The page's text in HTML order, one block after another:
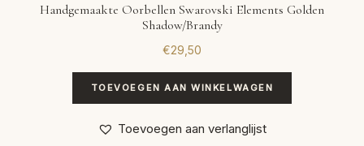
Handgemaakte Oorbellen Swarovski Elements Golden
Shadow/Brandy
€29,50
TOEVOEGEN AAN WINKELWAGEN
Toevoegen aan verlanglijst